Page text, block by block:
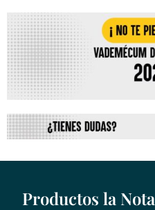
Productos la Nota